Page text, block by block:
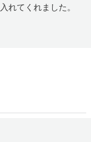
れてくれました。